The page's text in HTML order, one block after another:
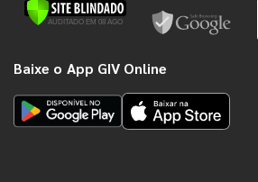
Baixe o App GIV Online